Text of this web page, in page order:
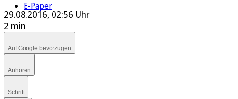
E-Paper
29.08.2016, 02:56 Uhr
2 min
Auf Google bevorzugen
Anhören
Schrift